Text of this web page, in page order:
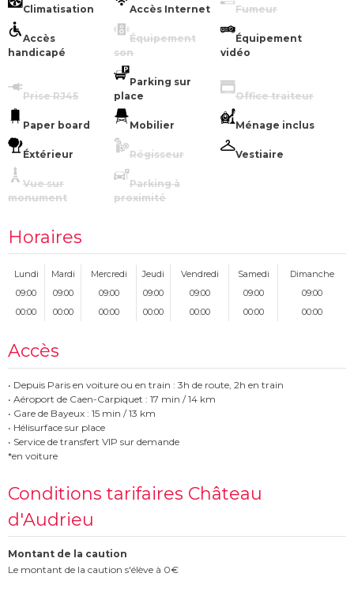
Climatisation Accès Internet Fumeur
Accès
handicapé
Équipement
son
Équipement
vidéo
Prise RJ45
Parking sur
place
Office traiteur
Paper board Mobilier Ménage inclus
Éxtérieur Régisseur Vestiaire
Vue sur
monument
Parking à
proximité
Horaires
Lundi Mardi Mercredi Jeudi Vendredi Samedi
Dimanche
09:00
09:00 09:00 09:00 09:00 09:00
09:00
00:00
00:00 00:00 00:00 00:00 00:00 00:00
Accès
• Depuis Paris en voiture ou en train : 3h de route, 2h en train
• Aéroport de Caen-Carpiquet : 17 min / 14 km
• Gare de Bayeux : 15 min / 13 km
• Hélisurface sur place
• Service de transfert VIP sur demande
*en voiture
Conditions tarifaires Château
d'Audrieu
Montant de la caution
Le montant de la caution s'élève à 0€